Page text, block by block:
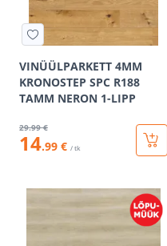
VINÜÜLPARKETT 4MM
KRONOSTEP SPC R188
TAMM NERON 1-LIPP
29.99 €
14.99 € / tk